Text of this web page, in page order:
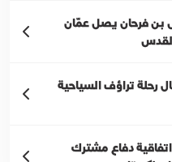
بن فرحان يصل عمّان
رحلة تراؤف السياحية
دفاع مشترك